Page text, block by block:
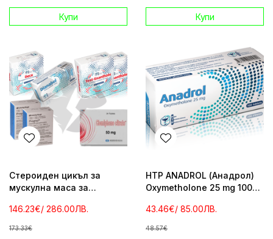
Купи Купи
Стероиден цикъл за
мускулна маса за
напреднали
146.23€/ 286.00ЛВ.
173.33€
HTP ANADROL (Анадрол)
Oxymetholone 25 mg 100
43.46€/ 85.00ЛВ.
48.57€